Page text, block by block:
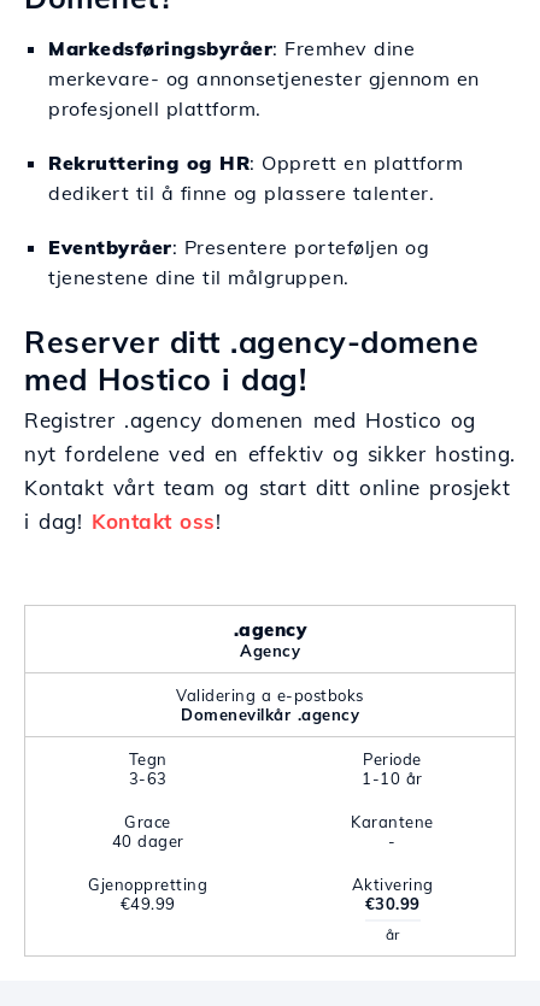
Markedsføringsbyråer: Fremhev dine
merkevare- og annonsetjenester gjennom en
profesjonell plattform.
Rekruttering og HR: Opprett en plattform
dedikert til å finne og plassere talenter.
Eventbyråer: Presentere porteføljen og
tjenestene dine til målgruppen.
Reserver ditt .agency-domene
med Hostico i dag!
Registrer .agency domenen med Hostico og
nyt fordelene ved en effektiv og sikker hosting.
Kontakt vårt team og start ditt online prosjekt
i dag! Kontakt oss!
.agency
Agency
Validering a e-postboks
Domenevilkår .agency
Tegn
3-63
Periode
1-10 år
Grace
40 dager
Karantene
-
Gjenoppretting
€49.99
Aktivering
€30.99
år